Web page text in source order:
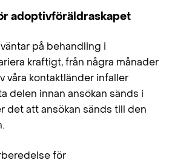
adoptivföräldraskapet
på behandling i
kraftigt, från några månader
våra kontaktländer infaller
delen innan ansökan sänds i
det att ansökan sänds till den
för